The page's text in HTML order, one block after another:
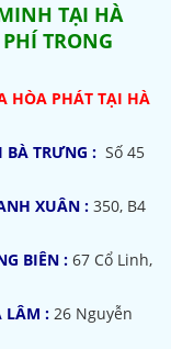
TẠI HÀ
TRONG
HÒA PHÁT TẠI HÀ
TRƯNG : Số 45
XUÂN : 350, B4
BIÊN : 67 Cổ Linh,
LÂM : 26 Nguyễn